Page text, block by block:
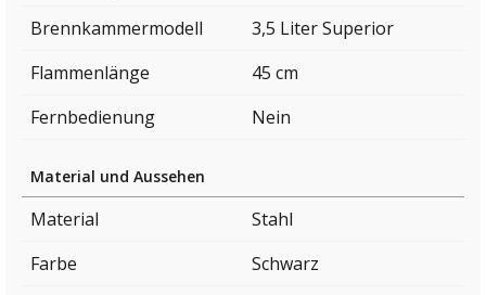
Brennkammermodell
3,5 Liter Superior
Flammenlänge
45 cm
Fernbedienung
Nein
Material und Aussehen
Material
Stahl
Farbe
Schwarz